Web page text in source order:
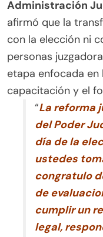
Administración
afirmó que la
con la elección ni
personas
etapa enfocada en
capacitación y el
“La reforma
del Poder
día de la
ustedes
congratulo
de
cumplir un
legal,